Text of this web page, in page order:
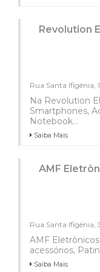
Revolution
Rua Santa Ifigênia,
Na Revolution
Smartphones,
Notebook...
Saiba Mais
AMF
Rua Santa Ifigênia,
AMF
acessórios,
Saiba Mais